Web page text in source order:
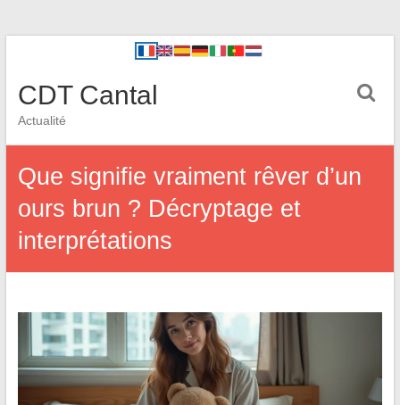
CDT Cantal
Actualité
Que signifie vraiment rêver d’un
ours brun ? Décryptage et
interprétations